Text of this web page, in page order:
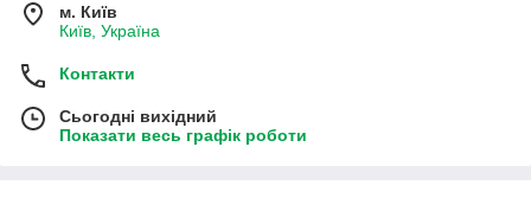
м. Київ
Київ, Україна
Контакти
Сьогодні вихідний
Показати весь графік роботи